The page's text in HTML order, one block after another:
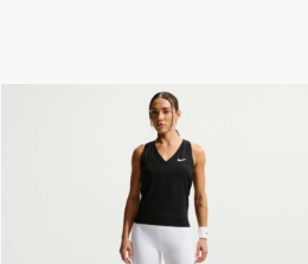
Women’s Nike Court DF
zsebes női teniszshort